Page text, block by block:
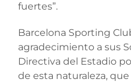
fuertes”.
Barcelona Sporting
agradecimiento a sus
Directiva del Estadio
de esta naturaleza,